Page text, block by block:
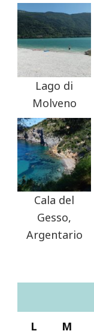
Lago di
Molveno
Cala del
Gesso,
Argentario
L M